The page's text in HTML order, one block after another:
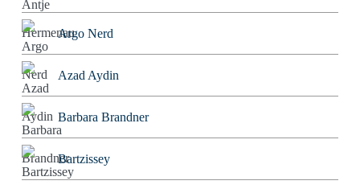
Argo Nerd
Azad Aydin
Barbara Brandner
Bartzissey